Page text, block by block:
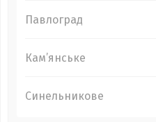
Павлоград
Кам’янське
Синельникове